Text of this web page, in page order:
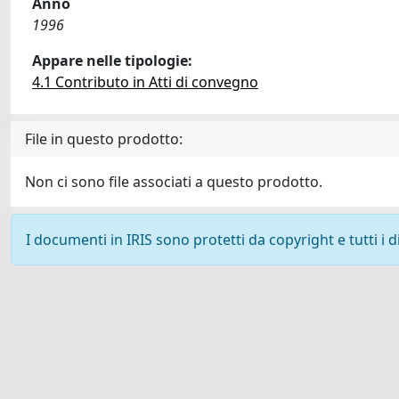
1996
Appare nelle tipologie:
4.1 Contributo in Atti di convegno
File in questo prodotto:
Non ci sono file associati a questo prodotto.
I documenti in IRIS sono protetti da copyright e tutti i